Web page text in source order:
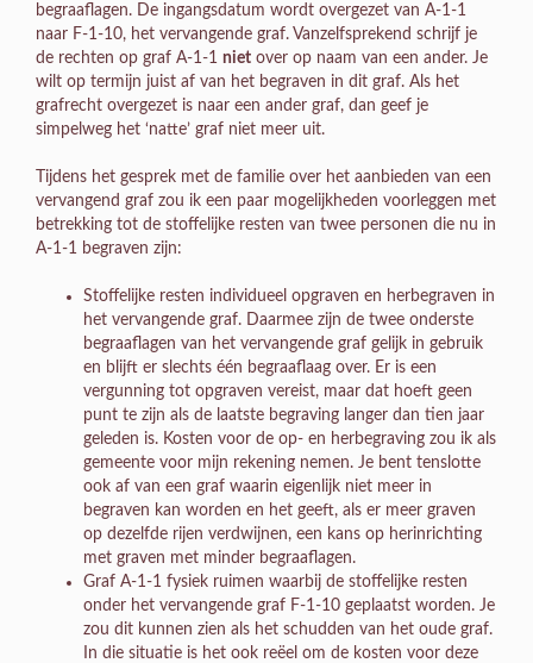
begraaflagen. De ingangsdatum wordt overgezet van A-1-1
naar F-1-10, het vervangende graf. Vanzelfsprekend schrijf je
de rechten op graf A-1-1 niet over op naam van een ander. Je
wilt op termijn juist af van het begraven in dit graf. Als het
grafrecht overgezet is naar een ander graf, dan geef je
simpelweg het ‘natte’ graf niet meer uit.
Tijdens het gesprek met de familie over het aanbieden van een
vervangend graf zou ik een paar mogelijkheden voorleggen met
betrekking tot de stoffelijke resten van twee personen die nu in
A-1-1 begraven zijn:
Stoffelijke resten individueel opgraven en herbegraven in
het vervangende graf. Daarmee zijn de twee onderste
begraaflagen van het vervangende graf gelijk in gebruik
en blijft er slechts één begraaflaag over. Er is een
vergunning tot opgraven vereist, maar dat hoeft geen
punt te zijn als de laatste begraving langer dan tien jaar
geleden is. Kosten voor de op- en herbegraving zou ik als
gemeente voor mijn rekening nemen. Je bent tenslotte
ook af van een graf waarin eigenlijk niet meer in
begraven kan worden en het geeft, als er meer graven
op dezelfde rijen verdwijnen, een kans op herinrichting
met graven met minder begraaflagen.
Graf A-1-1 fysiek ruimen waarbij de stoffelijke resten
onder het vervangende graf F-1-10 geplaatst worden. Je
zou dit kunnen zien als het schudden van het oude graf.
In die situatie is het ook reëel om de kosten voor deze